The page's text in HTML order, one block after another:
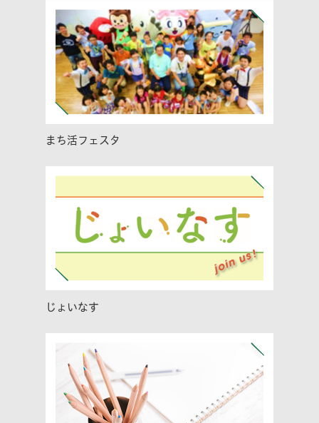
まち活フェスタ
じょいなす